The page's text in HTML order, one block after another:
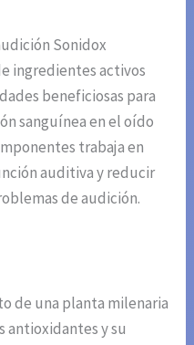
Sonidox
ingredientes activos
beneficiosas para
sanguínea en el oído
trabaja en
auditiva y reducir
de audición.
de una planta milenaria
antioxidantes y su